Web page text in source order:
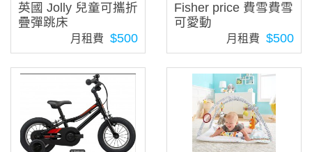
英國 Jolly 兒童可攜折
疊彈跳床
月租費 $500
Fisher price 費雪費雪
可愛動
月租費 $500